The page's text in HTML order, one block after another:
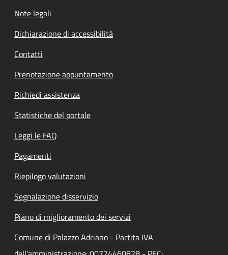
Note legali
Dichiarazione di accessibilità
Contatti
Prenotazione appuntamento
Richiedi assistenza
Statistiche del portale
Leggi le FAQ
Pagamenti
Riepilogo valutazioni
Segnalazione disservizio
Piano di miglioramento dei servizi
Comune di Palazzo Adriano - Partita IVA